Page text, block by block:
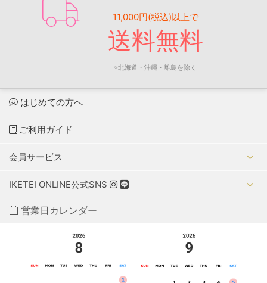
11,000円(税込)以上で
送料無料
※北海道・沖縄・離島を除く
はじめての方へ
ご利用ガイド
会員サービス
IKETEI ONLINE公式SNS
営業日カレンダー